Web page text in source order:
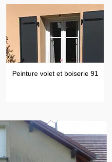
Peinture volet et boiserie 91